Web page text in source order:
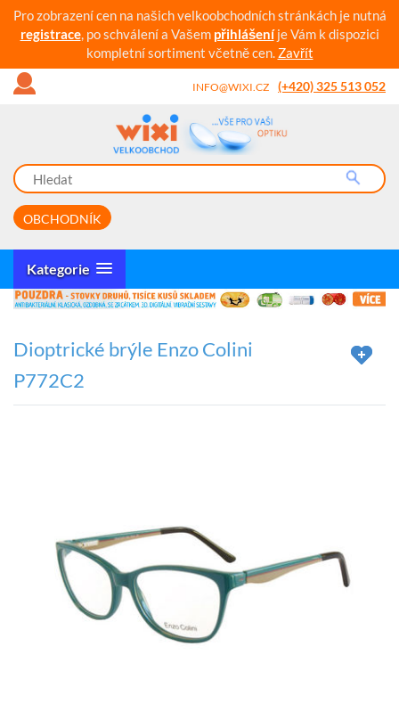
Pro zobrazení cen na našich velkoobchodních stránkách je nutná
registrace, po schválení a Vašem přihlášeníje Vám k dispozici
kompletní sortiment včetně cen. Zavřít
INFO@WIXI.CZ (+420) 325 513 052
OBCHODNÍK
Kategorie
Dioptrické brýle Enzo Colini
P772C2